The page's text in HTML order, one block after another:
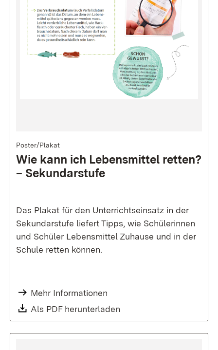
Poster/Plakat
Wie kann ich Le­bens­mit­tel ret­ten?
– Se­kun­dar­stu­fe
Das Plakat für den Unterrichtseinsatz in der
Sekundarstufe liefert Tipps, wie Schülerinnen
und Schüler Lebensmittel Zuhause und in der
Schule retten können.
Mehr Informationen
Als PDF herunterladen